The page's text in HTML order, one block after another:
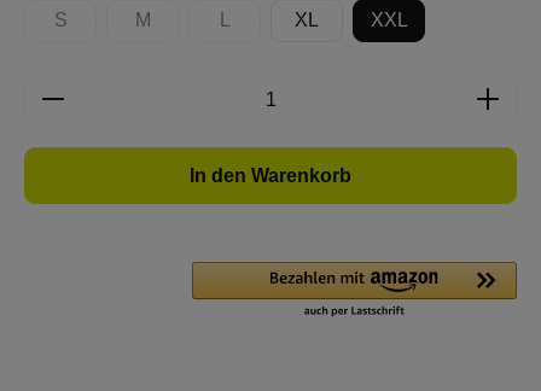
S
(Diese Option ist zurzeit nicht verfügbar.)
M
(Diese Option ist zurzeit nicht verfügbar.)
(Diese Option ist zurzeit nicht verfügbar.)
XL XXL
Produkt Anzahl: Gib den gewünschten
In den Warenkorb